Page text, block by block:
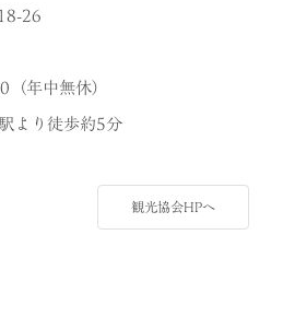
26
（年中無休）
より徒歩約5分
観光協会HPへ